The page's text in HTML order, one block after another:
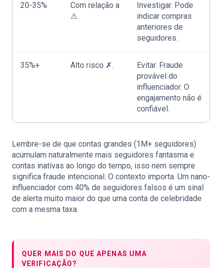
20-35%
Com relação a
⚠
Investigar. Pode
indicar compras
anteriores de
seguidores.
35%+ Alto risco ✗.
Evitar. Fraude
provável do
influenciador. O
engajamento não é
confiável.
Lembre-se de que contas grandes (1M+ seguidores)
acumulam naturalmente mais seguidores fantasma e
contas inativas ao longo do tempo, isso nem sempre
significa fraude intencional. O contexto importa. Um nano-
influenciador com 40% de seguidores falsos é um sinal
de alerta muito maior do que uma conta de celebridade
com a mesma taxa.
QUER MAIS DO QUE APENAS UMA
VERIFICAÇÃO?